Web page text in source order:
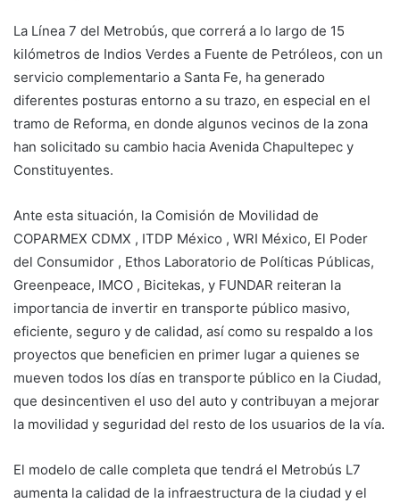
La Línea 7 del Metrobús, que correrá a lo largo de 15
kilómetros de Indios Verdes a Fuente de Petróleos, con un
servicio complementario a Santa Fe, ha generado
diferentes posturas entorno a su trazo, en especial en el
tramo de Reforma, en donde algunos vecinos de la zona
han solicitado su cambio hacia Avenida Chapultepec y
Constituyentes.
Ante esta situación, la Comisión de Movilidad de
COPARMEX CDMX , ITDP México , WRI México, El Poder
del Consumidor , Ethos Laboratorio de Políticas Públicas,
Greenpeace, IMCO , Bicitekas, y FUNDAR reiteran la
importancia de invertir en transporte público masivo,
eficiente, seguro y de calidad, así como su respaldo a los
proyectos que beneficien en primer lugar a quienes se
mueven todos los días en transporte público en la Ciudad,
que desincentiven el uso del auto y contribuyan a mejorar
la movilidad y seguridad del resto de los usuarios de la vía.
El modelo de calle completa que tendrá el Metrobús L7
aumenta la calidad de la infraestructura de la ciudad y el